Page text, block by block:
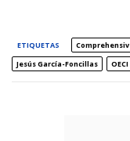
ETIQUETAS
Jesús García-Foncillas
OECI